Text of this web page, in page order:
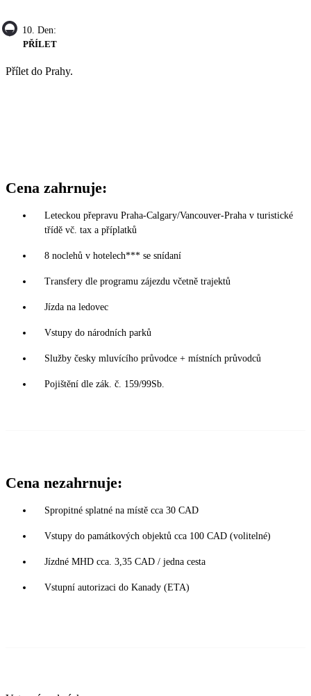
10. Den:
PŘÍLET
Přílet do Prahy.
Cena zahrnuje:
Leteckou přepravu Praha-Calgary/Vancouver-Praha v turistické
třídě vč. tax a příplatků
8 noclehů v hotelech*** se snídaní
Transfery dle programu zájezdu včetně trajektů
Jízda na ledovec
Vstupy do národních parků
Služby česky mluvícího průvodce + místních průvodců
Pojištění dle zák. č. 159/99Sb.
Cena nezahrnuje:
Spropitné splatné na místě cca 30 CAD
Vstupy do památkových objektů cca 100 CAD (volitelné)
Jízdné MHD cca. 3,35 CAD / jedna cesta
Vstupní autorizaci do Kanady (ETA)